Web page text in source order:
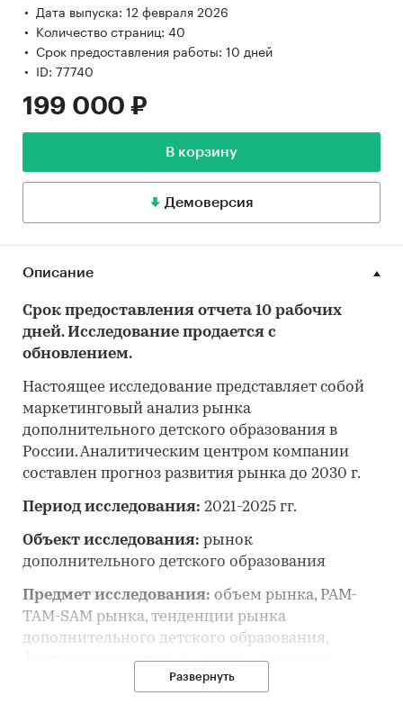
Дата выпуска: 12 февраля 2026
Количество страниц: 40
Срок предоставления работы: 10 дней
ID: 77740
199 000 ₽
В корзину
Демоверсия
Описание
Срок предоставления отчета 10 рабочих
дней. Исследование продается с
обновлением.
Настоящее исследование представляет собой
маркетинговый анализ рынка
дополнительного детского образования в
России. Аналитическим центром компании
составлен прогноз развития рынка до 2030 г.
Период исследования: 2021-2025 гг.
Объект исследования: рынок
дополнительного детского образования
Предмет исследования: объем рынка, PAM-
TAM-SAM рынка, тенденции рынка
дополнительного детского образования,
факторы, влияющие на рынок, основные
конкуренты, потребительские цены,
Развернуть